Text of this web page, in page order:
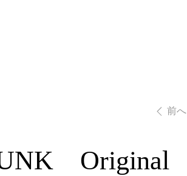
前へ
Original